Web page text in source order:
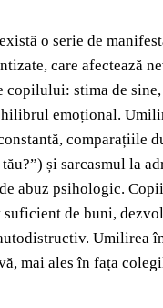
o serie de
care afectează
copilului: stima de
emoțional.
comparațiile
și sarcasmul la
abuz psihologic.
suficient de buni,
Umilirea
mai ales în fața